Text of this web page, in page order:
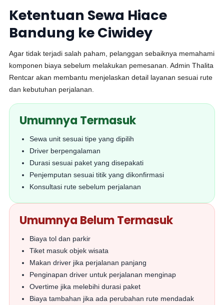
Ketentuan Sewa Hiace
Bandung ke Ciwidey
Agar tidak terjadi salah paham, pelanggan sebaiknya memahami
komponen biaya sebelum melakukan pemesanan. Admin Thalita
Rentcar akan membantu menjelaskan detail layanan sesuai rute
dan kebutuhan perjalanan.
Umumnya Termasuk
Sewa unit sesuai tipe yang dipilih
Driver berpengalaman
Durasi sesuai paket yang disepakati
Penjemputan sesuai titik yang dikonfirmasi
Konsultasi rute sebelum perjalanan
Umumnya Belum Termasuk
Biaya tol dan parkir
Tiket masuk objek wisata
Makan driver jika perjalanan panjang
Penginapan driver untuk perjalanan menginap
Overtime jika melebihi durasi paket
Biaya tambahan jika ada perubahan rute mendadak